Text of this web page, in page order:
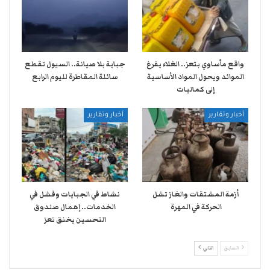
واقع مأساوي بتعز.. الغلاء يفرغ
الموائد ويحول المواد الأساسية
إلى كماليات
جباية بلا صيانة.. السيول تقطع
سائلة المقاطرة لليوم الرابع
أخبار وتقارير
أزمة المشتقات والغاز تشل
الحركة في المهرة ​
أخبار وتقارير
نشاط في الجبايات وفشل في
الخدمات.. إهمال صندوق
التحسين يخنق تعز
السابق التالي